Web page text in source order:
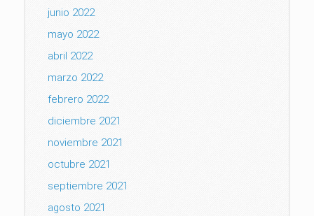
junio 2022
mayo 2022
abril 2022
marzo 2022
febrero 2022
diciembre 2021
noviembre 2021
octubre 2021
septiembre 2021
agosto 2021